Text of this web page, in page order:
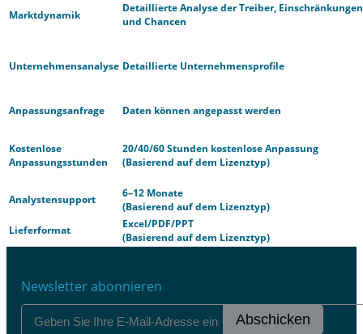
Marktdynamik
Detaillierte Analyse der Treiber, Einschränkungen
und Chancen
Unternehmensanalyse Detaillierte Unternehmensprofile
Anpassungsanfrage Daten können angepasst werden
Kostenlose
Anpassungsstunden
20/40/60 Stunden kostenlose Anpassung
(Basierend auf dem Lizenztyp)
Analystensupport
6–12 Monate
(Basierend auf dem Lizenztyp)
Lieferformat
Excel/PDF/PPT
(Basierend auf dem Lizenztyp)
Newsletter abonnieren
Abschicken